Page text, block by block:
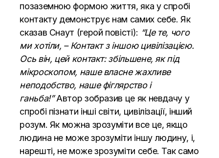
позаземною формою життя, яка у спробі
контакту демонструє нам самих себе. Як
сказав Снаут (герой повісті): “Це те, чого
ми хотіли, – Контакт з іншою цивілізацією.
Ось він, цей контакт: збільшене, як під
мікроскопом, наше власне жахливе
неподобство, наше фіглярство і
ганьба!”Автор зобразив це як невдачу у
спробі пізнати інші світи, цивілізації, інший
розум. Як можна зрозуміти все це, якщо
людина не може зрозуміти іншу людину, і,
нарешті, не може зрозуміти себе. Так само